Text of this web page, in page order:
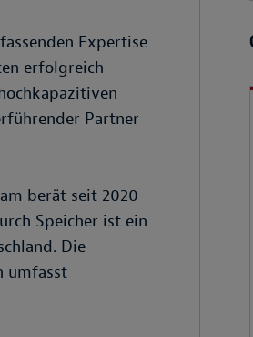
Expertise
erfolgreich
Partner
berät seit 2020
Speicher ist ein
Die
umfasst